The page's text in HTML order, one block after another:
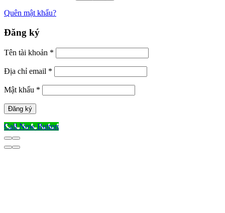
Quên mật khẩu?
Đăng ký
Tên tài khoản *
Địa chỉ email *
Mật khẩu *
Đăng ký
Call Now Button